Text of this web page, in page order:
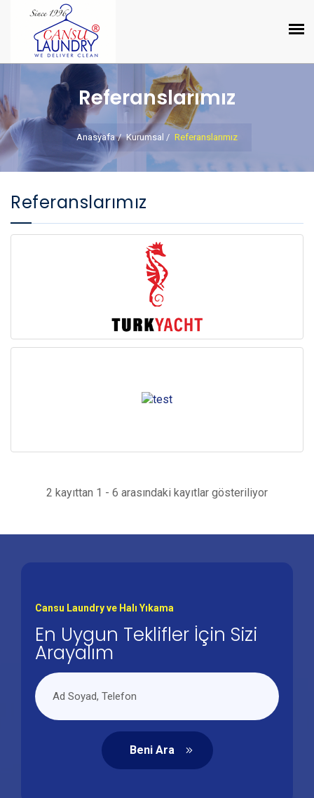
Referanslarımız
Anasyafa Kurumsal Referanslarımız
Referanslarımız
2 kayıttan 1 - 6 arasındaki kayıtlar gösteriliyor
Cansu Laundry ve Halı Yıkama
En Uygun Teklifler İçin Sizi
Arayalım
Beni Ara